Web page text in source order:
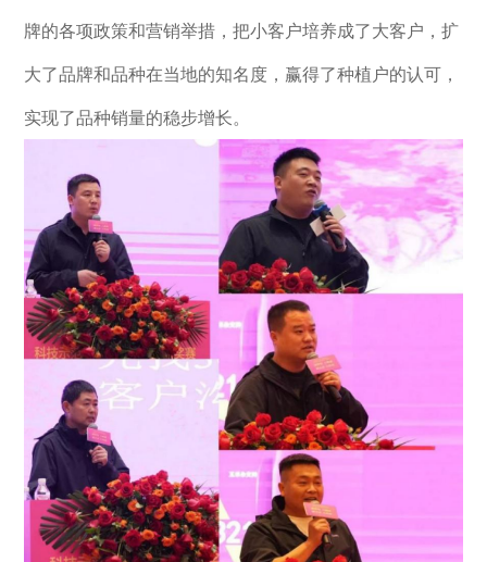
牌的各项政策和营销举措，把小客户培养成了大客户，扩
大了品牌和品种在当地的知名度，赢得了种植户的认可，
实现了品种销量的稳步增长。